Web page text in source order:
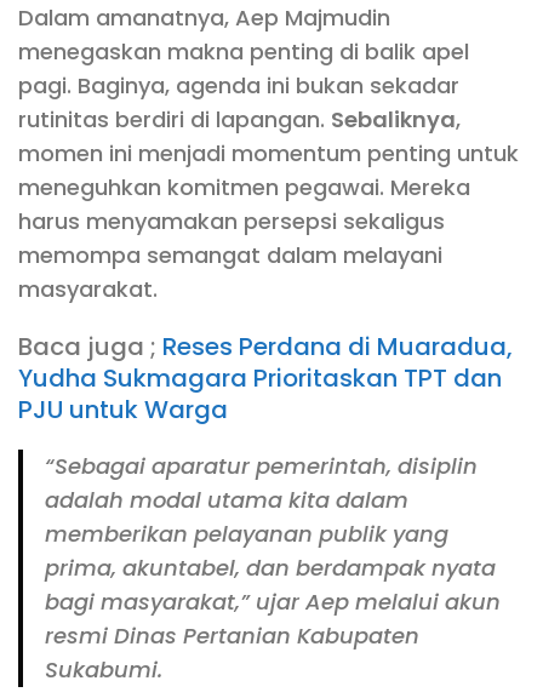
Dalam amanatnya, Aep Majmudin
menegaskan makna penting di balik apel
pagi. Baginya, agenda ini bukan sekadar
rutinitas berdiri di lapangan. Sebaliknya,
momen ini menjadi momentum penting untuk
meneguhkan komitmen pegawai. Mereka
harus menyamakan persepsi sekaligus
memompa semangat dalam melayani
masyarakat.
Baca juga ; Reses Perdana di Muaradua,
Yudha Sukmagara Prioritaskan TPT dan
PJU untuk Warga
“Sebagai aparatur pemerintah, disiplin
adalah modal utama kita dalam
memberikan pelayanan publik yang
prima, akuntabel, dan berdampak nyata
bagi masyarakat,” ujar Aep melalui akun
resmi Dinas Pertanian Kabupaten
Sukabumi.